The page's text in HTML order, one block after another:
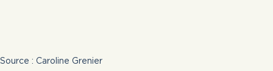
Source : Caroline Grenier